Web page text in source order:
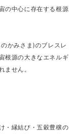
の中心に存在する根源
かみさま)のブレスレ
根源の大きなエネルギ
ません。
・縁結び・五穀豊穣の